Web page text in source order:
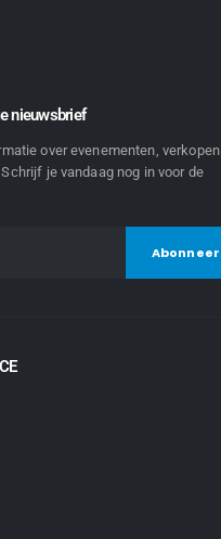
nieuwsbrief
over evenementen, verkopen
je vandaag nog in voor de